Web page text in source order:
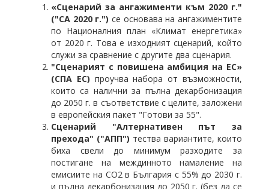
«Сценарий за ангажименти към 2020 г."
("СА 2020 г.") се основава на ангажиментите
по Националния план «Климат енергетика»
от 2020 г. Това е изходният сценарий, който
служи за сравнение с другите два сценария.
"Сценарият с повишена амбиция на ЕС»
(СПА ЕС) проучва набора от възможности,
които са налични за пълна декарбонизация
до 2050 г. в съответствие с целите, заложени
в европейския пакет "Готови за 55".
Сценарий "Алтернативен път за
прехода" ("АПП") тества вариантите, които
биха свели до минимум разходите за
постигане на междинното намаление на
емисиите на CO2 в България с 55% до 2030 г.
и пълна декарбонизация до 2050 г. (без да се